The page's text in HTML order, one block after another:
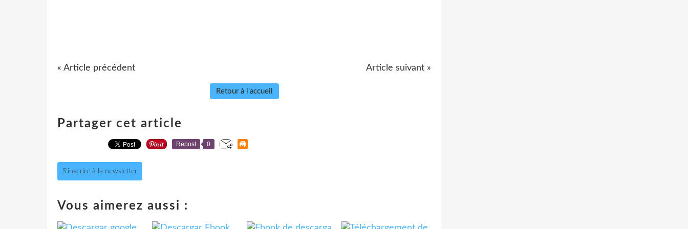
« Article précédent Article suivant »
Retour à l'accueil
Partager cet article
Repost 0
S'inscrire à la newsletter
Vous aimerez aussi :